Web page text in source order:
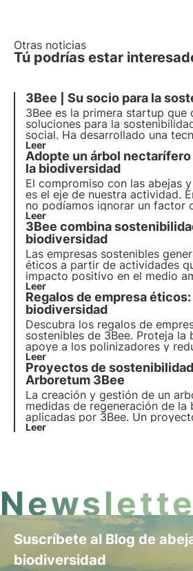
Otras noticias
Tú podrías estar
3Bee | Su socio para la
3Bee es la primera startup que
soluciones para la
social. Ha desarrollado una
monitorizar las abejas y la
de 300 empresas asociadas y
clientes, quiere consolidarse
protección del medio ambiente.
Leer
Adopte un árbol
la biodiversidad
El compromiso con las abejas
es el eje de nuestra actividad.
no podíamos ignorar un factor
agotamiento de los hábitats
encontrado la manera de
oportunidad de adoptar un
Leer
3Bee combina
biodiversidad
Las empresas sostenibles
éticos a partir de actividades
impacto positivo en el medio
sociedad. Los proyectos de RSE
regeneran la biodiversidad.
(más) sostenible y cómo
implicando a sus empleados.
Leer
Regalos de empresa
biodiversidad
Descubra los regalos de
sostenibles de 3Bee. Proteja la
apoye a los polinizadores y
de CO2. Regala colmenas
néctar y Polly House para dejar
ecológica y una marca
Leer
Proyectos de
Arboretum 3Bee
La creación y gestión de un
medidas de regeneración de la
aplicadas por 3Bee. Un
sostenibilidad medido a través
Leer
Suscríbete al Blog de
biodiversidad